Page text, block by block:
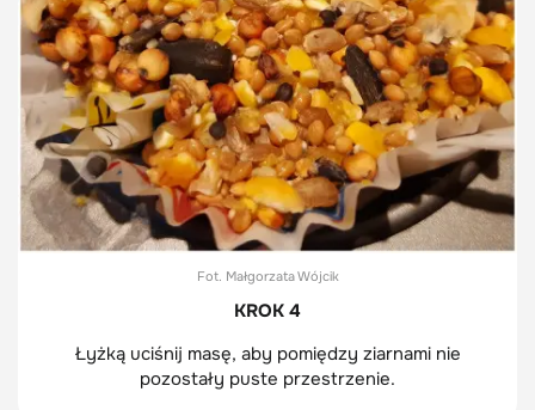
Fot. Małgorzata Wójcik
KROK 4
Łyżką uciśnij masę, aby pomiędzy ziarnami nie
pozostały puste przestrzenie.